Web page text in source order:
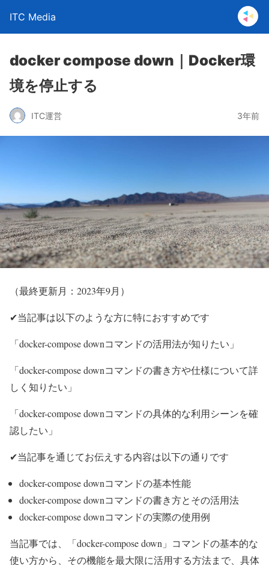
ITC Media
docker compose down｜Docker環
境を停止する
ITC運営 3年前
（最終更新月：2023年9月）
✔当記事は以下のような方に特におすすめです
「docker-compose downコマンドの活用法が知りたい」
「docker-compose downコマンドの書き方や仕様について詳
しく知りたい」
「docker-compose downコマンドの具体的な利用シーンを確
認したい」
✔当記事を通じてお伝えする内容は以下の通りです
docker-compose downコマンドの基本性能
docker-compose downコマンドの書き方とその活用法
docker-compose downコマンドの実際の使用例
当記事では、「docker-compose down」コマンドの基本的な
使い方から、その機能を最大限に活用する方法まで、具体